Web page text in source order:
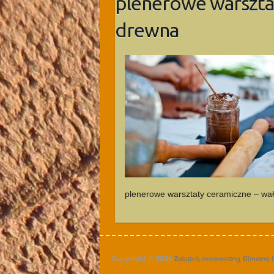
drewna
plenerowe warsztaty ceramiczne –
Copyright © 2026 Zakątek ceramiczny Gliniana